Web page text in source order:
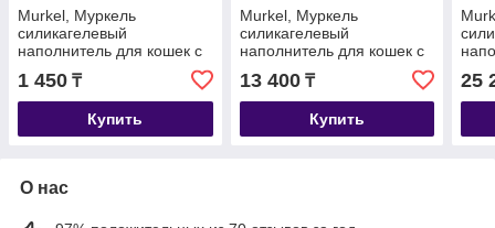
Murkel, Муркель
силикагелевый
наполнитель для кошек с
ароматом яблока, уп. 2,2л
(1кг)
1 450 ₸
Купить
Murkel, Муркель
силикагелевый
наполнитель для кошек с
ароматом скошенной
травы, уп. 22л (10кг)
13 400₸
Купить
25
О нас